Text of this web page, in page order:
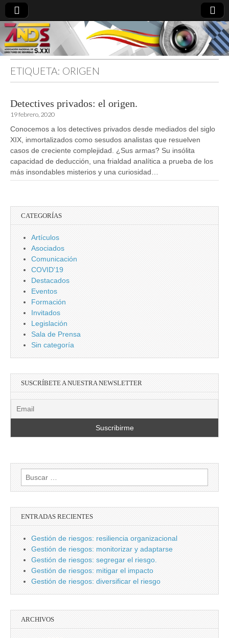
directoresdeseguridad.es
ETIQUETA: ORIGEN
Detectives privados: el origen.
19 febrero, 2020
Conocemos a los detectives privados desde mediados del siglo
XIX, inmortalizados como sesudos analistas que resuelven
casos de creciente complejidad. ¿Sus armas? Su insólita
capacidad de deducción, una frialdad analítica a prueba de los
más insondables misterios y una curiosidad…
CATEGORÍAS
Artículos
Asociados
Comunicación
COVID'19
Destacados
Eventos
Formación
Invitados
Legislación
Sala de Prensa
Sin categoría
SUSCRÍBETE A NUESTRA NEWSLETTER
Buscar:
ENTRADAS RECIENTES
Gestión de riesgos: resiliencia organizacional
Gestión de riesgos: monitorizar y adaptarse
Gestión de riesgos: segregar el riesgo.
Gestión de riesgos: mitigar el impacto
Gestión de riesgos: diversificar el riesgo
ARCHIVOS